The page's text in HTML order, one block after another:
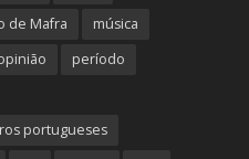
de Mafra
música
período
portugueses